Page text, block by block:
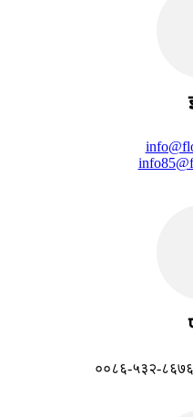
००८६-५३२-